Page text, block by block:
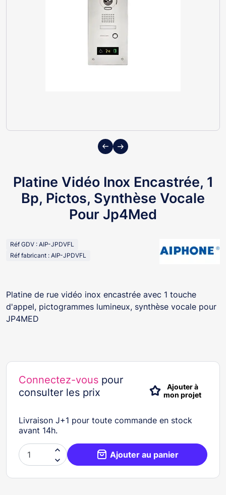
Previous
Next
Platine Vidéo Inox Encastrée, 1
Bp, Pictos, Synthèse Vocale
Pour Jp4Med
Réf GDV : AIP-JPDVFL
Réf fabricant : AIP-JPDVFL
Platine de rue vidéo inox encastrée avec 1 touche
d'appel, pictogrammes lumineux, synthèse vocale pour
JP4MED
Connectez-vous pour
consulter les prix
Ajouter à
mon projet
Livraison J+1 pour toute commande en stock
avant 14h.

 Ajouter au panier